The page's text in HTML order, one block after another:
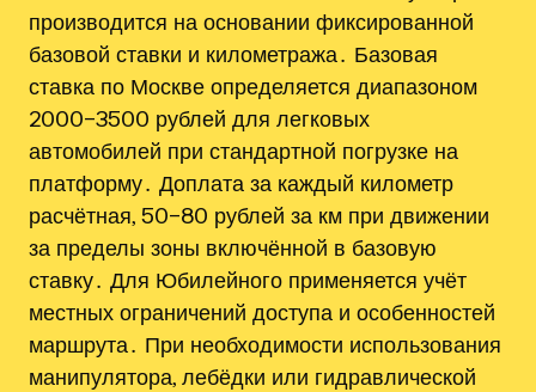
производится на основании фиксированной
базовой ставки и километража․ Базовая
ставка по Москве определяется диапазоном
2000–3500 рублей для легковых
автомобилей при стандартной погрузке на
платформу․ Доплата за каждый километр
расчётная, 50–80 рублей за км при движении
за пределы зоны включённой в базовую
ставку․ Для Юбилейного применяется учёт
местных ограничений доступа и особенностей
маршрута․ При необходимости использования
манипулятора, лебёдки или гидравлической